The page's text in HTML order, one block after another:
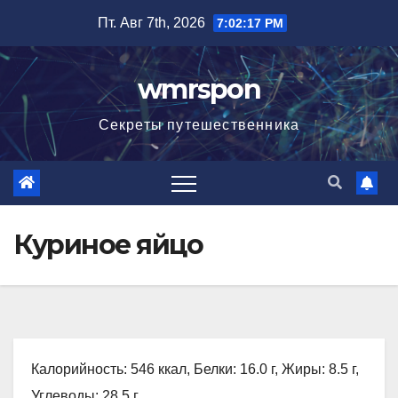
содержимому
Пт. Авг 7th, 2026 7:02:18 PM
wmrspon
Секреты путешественника
Куриное яйцо
Калорийность: 546 ккал, Белки: 16.0 г, Жиры: 8.5 г,